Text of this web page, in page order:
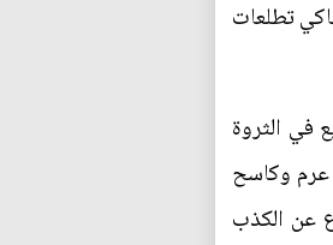
تطلعات
في الثروة
عرم وكاسح
عن الكذب